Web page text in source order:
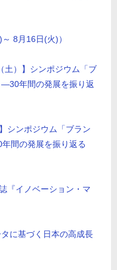
8月16日(火)）
土）】シンポジウム「ブ
年間の発展を振り返
シンポジウム「ブラン
間の発展を振り返る
『イノベーション・マ
に基づく日本の高成長